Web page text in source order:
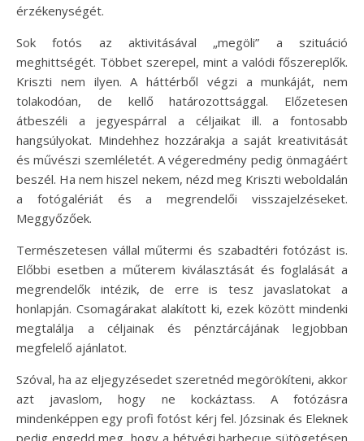
érzékenységét.
Sok fotós az aktivitásával „megöli” a szituáció
meghittségét. Többet szerepel, mint a valódi főszereplők.
Kriszti nem ilyen. A háttérből végzi a munkáját, nem
tolakodóan, de kellő határozottsággal. Előzetesen
átbeszéli a jegyespárral a céljaikat ill. a fontosabb
hangsúlyokat. Mindehhez hozzárakja a saját kreativitását
és művészi szemléletét. A végeredmény pedig önmagáért
beszél. Ha nem hiszel nekem, nézd meg Kriszti weboldalán
a fotógalériát és a megrendelői visszajelzéseket.
Meggyőzőek.
Természetesen vállal műtermi és szabadtéri fotózást is.
Előbbi esetben a műterem kiválasztását és foglalását a
megrendelők intézik, de erre is tesz javaslatokat a
honlapján. Csomagárakat alakított ki, ezek között mindenki
megtalálja a céljainak és pénztárcájának legjobban
megfelelő ajánlatot.
Szóval, ha az eljegyzésedet szeretnéd megörökíteni, akkor
azt javaslom, hogy ne kockáztass. A fotózásra
mindenképpen egy profi fotóst kérj fel. Józsinak és Eleknek
pedig engedd meg, hogy a hétvégi barbecue sütögetésen